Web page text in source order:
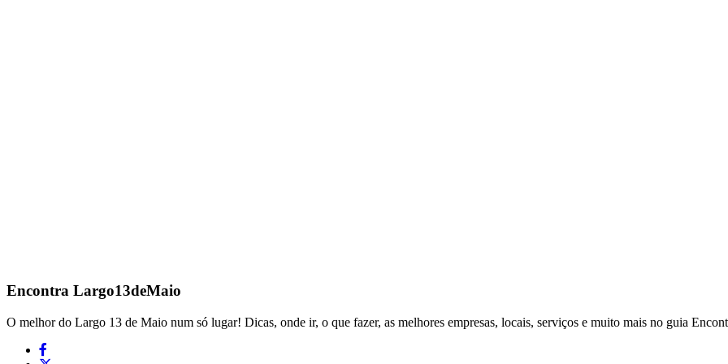
Encontra Largo13deMaio
O melhor do Largo 13 de Maio num só lugar! Dicas, onde ir, o que fazer, as melhores empresas, locais, serviços e muito mais no guia